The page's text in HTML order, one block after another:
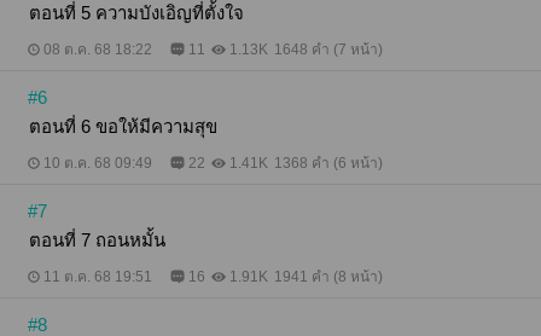
คนนี้กำลังทำอยู่ มันน่าสมเพช! "ขอให้มีความสุขนะคะ"
บ้านไป
ตอนที่ 5 ความบังเอิญที่ตั้งใจ
08 ต.ค. 68 18:22 11 1.13K 1648 คำ (7 หน้า)
#6
ตอนที่ 6 ขอให้มีความสุข
10 ต.ค. 68 09:49 22 1.41K 1368 คำ (6 หน้า)
#7
ตอนที่ 7 ถอนหมั้น
11 ต.ค. 68 19:51 16 1.91K 1941 คำ (8 หน้า)
#8